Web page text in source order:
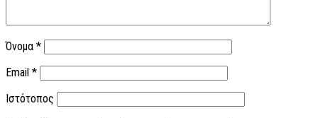
Όνομα *
Email *
Ιστότοπος